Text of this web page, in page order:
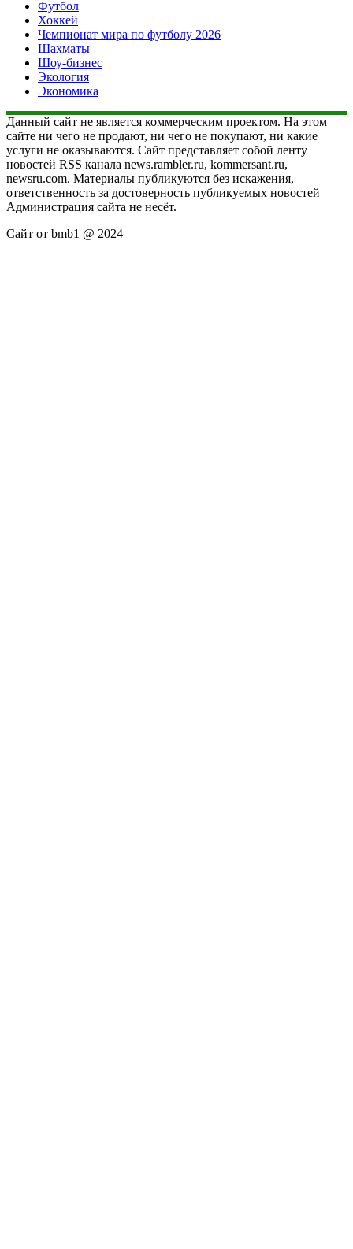
Футбол
Хоккей
Чемпионат мира по футболу 2026
Шахматы
Шоу-бизнес
Экология
Экономика
Данный сайт не является коммерческим проектом. На этом
сайте ни чего не продают, ни чего не покупают, ни какие
услуги не оказываются. Сайт представляет собой ленту
новостей RSS канала news.rambler.ru, kommersant.ru,
newsru.com. Материалы публикуются без искажения,
ответственность за достоверность публикуемых новостей
Администрация сайта не несёт.
Сайт от bmb1 @ 2024